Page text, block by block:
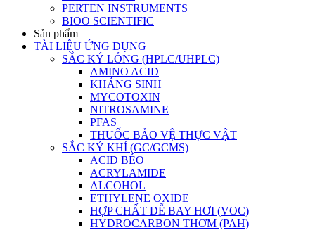
PERTEN INSTRUMENTS
BIOO SCIENTIFIC
Sản phẩm
TÀI LIỆU ỨNG DỤNG
SẮC KÝ LỎNG (HPLC/UHPLC)
AMINO ACID
KHÁNG SINH
MYCOTOXIN
NITROSAMINE
PFAS
THUỐC BẢO VỆ THỰC VẬT
SẮC KÝ KHÍ (GC/GCMS)
ACID BÉO
ACRYLAMIDE
ALCOHOL
ETHYLENE OXIDE
HỢP CHẤT DỄ BAY HƠI (VOC)
HYDROCARBON THƠM (PAH)